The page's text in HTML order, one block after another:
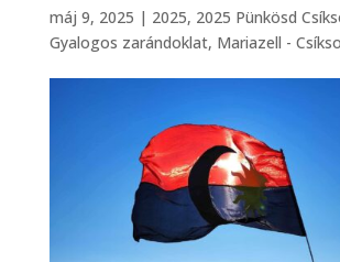
máj 9, 2025 | 2025, 2025 Pünkösd
Gyalogos zarándoklat, Mariazell -